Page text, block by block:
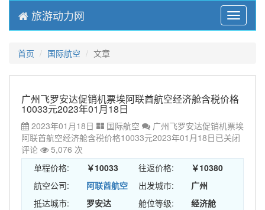
Menu
旅游动力网
首页 国际航空 文章
广州飞罗安达促销机票埃阿联酋航空经济舱含税价格
10033元2023年01月18日
2023年01月18日 国际航空
广州飞罗安达促销机票埃
阿联酋航空经济舱含税价格10033元2023年01月18日已关闭
评论
5,076 次
单程价格:
￥10033 往返价格:
￥10380
航空公司:
阿联酋航空 出发城市:
广州
抵达城市:
罗安达 舱位等级:
经济舱